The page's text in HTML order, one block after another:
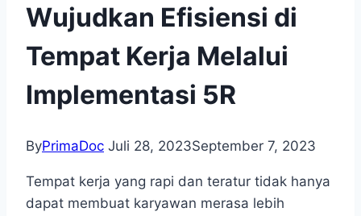
Wujudkan Efisiensi di
Tempat Kerja Melalui
Implementasi 5R
ByPrimaDoc Juli 28, 2023September 7, 2023
Tempat kerja yang rapi dan teratur tidak hanya
dapat membuat karyawan merasa lebih